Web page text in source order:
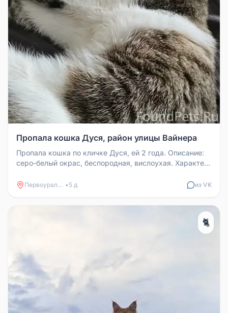
Пропала кошка Дуся, район улицы Вайнера
Пропала кошка по кличке Дуся, ей 2 года. Описание:
серо-белый окрас, беспородная, вислоухая. Характер:
Первоуральск • 5 д из VK
🐈